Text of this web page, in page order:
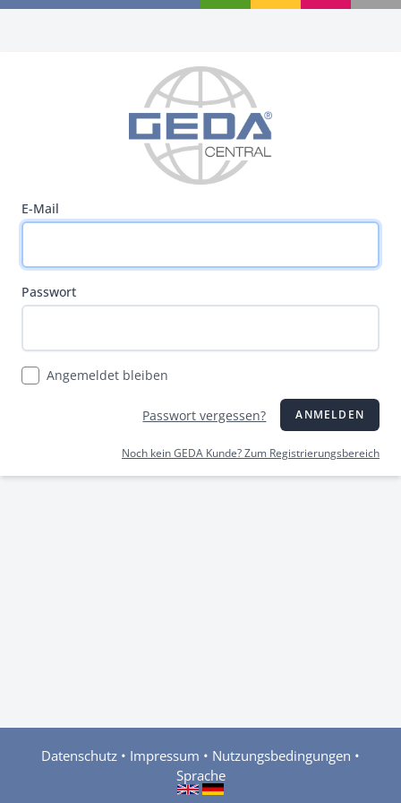
E-Mail
Passwort
Angemeldet bleiben
Passwort vergessen? ANMELDEN
Noch kein GEDA Kunde? Zum Registrierungsbereich
Datenschutz • Impressum • Nutzungsbedingungen •
Sprache